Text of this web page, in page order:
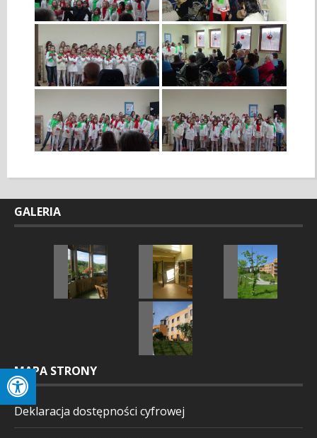
GALERIA
MAPA STRONY
Deklaracja dostępności cyfrowej